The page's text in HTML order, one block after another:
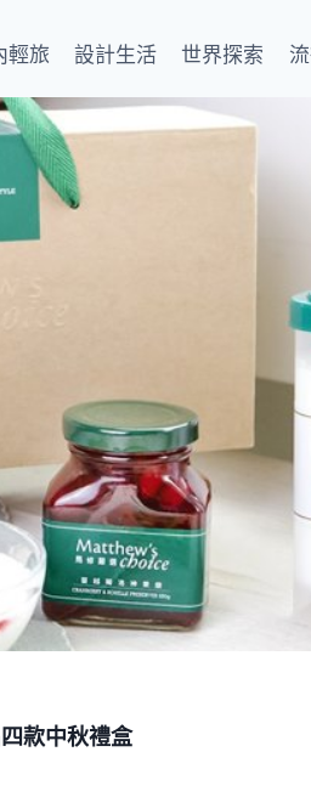
輕旅 設計生活 世界探索
款中秋禮盒